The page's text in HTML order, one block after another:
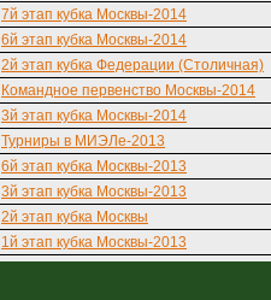
7й этап кубка Москвы-2014
6й этап кубка Москвы-2014
2й этап кубка Федерации (Столичная)
Командное первенство Москвы-2014
3й этап кубка Москвы-2014
Турниры в МИЭЛе-2013
6й этап кубка Москвы-2013
3й этап кубка Москвы-2013
2й этап кубка Москвы
1й этап кубка Москвы-2013